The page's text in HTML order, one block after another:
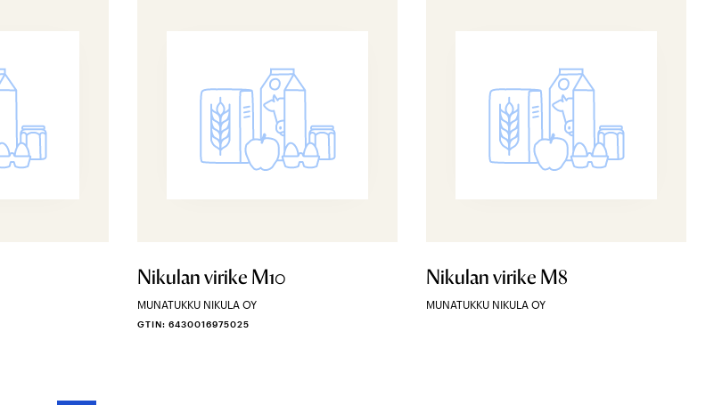
Nikulan virike M10
MUNATUKKU NIKULA OY
GTIN: 6430016975025
Nikulan virike M8
MUNATUKKU NIKULA OY